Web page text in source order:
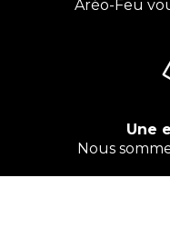
Aréo-Feu
Une
Nous